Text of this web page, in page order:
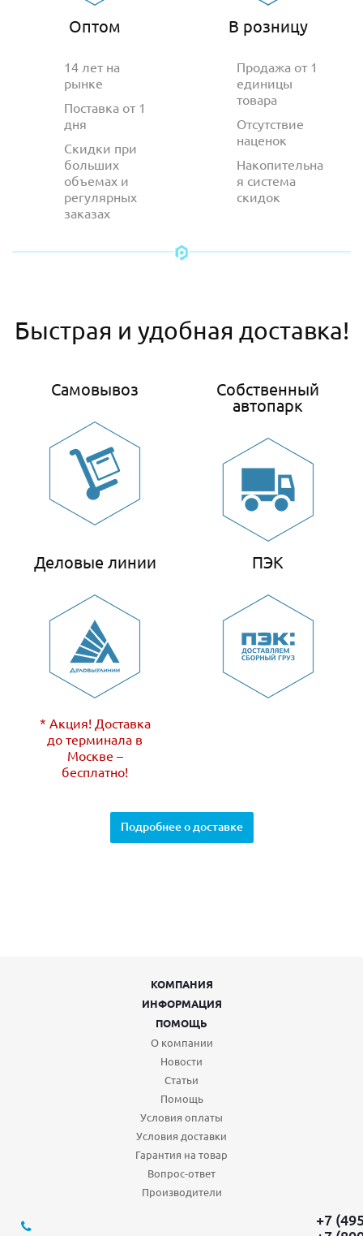
Оптом
14 лет на
рынке
Поставка от 1
дня
Скидки при
больших
объемах и
регулярных
заказах
В розницу
Продажа от 1
единицы
товара
Отсутствие
наценок
Накопительна
я система
скидок
Быстрая и удобная доставка!
Самовывоз
Собственный
автопарк
Деловые линии
* Акция! Доставка
до терминала в
Москве –
бесплатно!
ПЭК
Подробнее о доставке
КОМПАНИЯ
ИНФОРМАЦИЯ
ПОМОЩЬ
О компании
Новости
Статьи
Помощь
Условия оплаты
Условия доставки
Гарантия на товар
Вопрос-ответ
Производители
+7